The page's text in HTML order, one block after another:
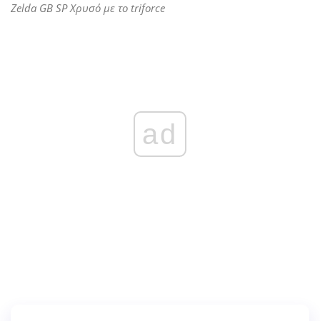
Zelda GB SP Χρυσό με το triforce
ad